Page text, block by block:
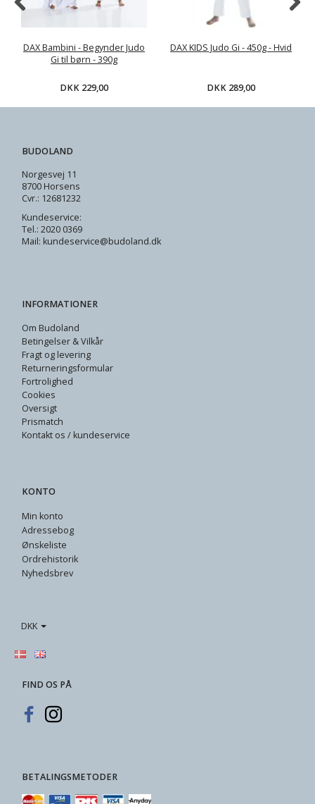
DAX Bambini - Begynder Judo
Gi til børn - 390g
DKK 229,00
DAX KIDS Judo Gi - 450g - Hvid
DKK 289,00
BUDOLAND
Norgesvej 11
8700 Horsens
Cvr.: 12681232
Kundeservice:
Tel.: 2020 0369
Mail: kundeservice@budoland.dk
INFORMATIONER
Om Budoland
Betingelser & Vilkår
Fragt og levering
Returneringsformular
Fortrolighed
Cookies
Oversigt
Prismatch
Kontakt os / kundeservice
KONTO
Min konto
Adressebog
Ønskeliste
Ordrehistorik
Nyhedsbrev
DKK
FIND OS PÅ
BETALINGSMETODER